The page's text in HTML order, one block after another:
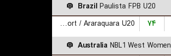
Brazil Paulista FPB U20
Fundesport / Araraquara U20
۷۴
Australia NBL1 West Women